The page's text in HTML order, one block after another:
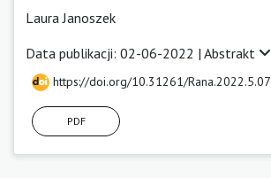
Laura Janoszek
Data publikacji: 02-06-2022 | Abstrakt
https://doi.org/10.31261/Rana.2022.5.07
PDF